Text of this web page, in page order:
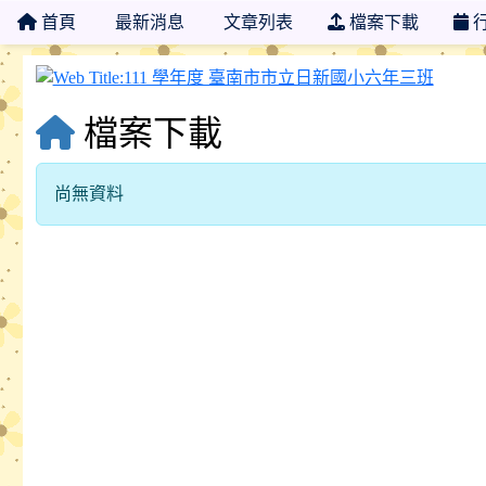
首頁 最新消息 文章列表 檔案下載
111 學
檔案下載
尚無資料